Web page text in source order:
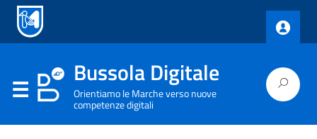
Bussola Digitale
Orientiamo le Marche verso nuove
competenze digitali